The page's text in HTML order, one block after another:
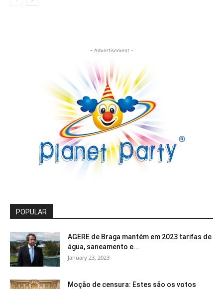
- Advertisement -
POPULAR
AGERE de Braga mantém em 2023 tarifas de
água, saneamento e...
January 23, 2023
Moção de censura: Estes são os votos